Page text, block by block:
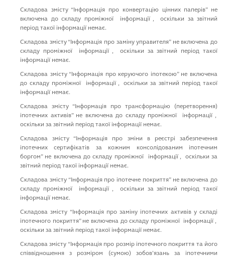
Cкладова змiсту “Iнформацiя про конвертацiю цiнних паперiв” не
включена до складу промiжної iнформацiї , оскiльки за звiтний
перiод такої iнформацiї немає.
Cкладова змiсту “Iнформацiя про замiну управителя” не включена до
складу промiжної iнформацiї , оскiльки за звiтний перiод такої
iнформацiї немає.
Cкладова змiсту “Iнформацiя про керуючого iпотекою” не включена
до складу промiжної iнформацiї , оскiльки за звiтний перiод такої
iнформацiї немає.
Cкладова змiсту “Iнформацiя про трансформацiю (перетворення)
iпотечних активiв” не включена до складу промiжної iнформацiї ,
оскiльки за звiтний перiод такої iнформацiї немає.
Cкладова змiсту “Iнформацiя про змiни в реєстрi забезпечення
iпотечних сертифiкатiв за кожним консолiдованим iпотечним
боргом” не включена до складу промiжної iнформацiї , оскiльки за
звiтний перiод такої iнформацiї немає.
Cкладова змiсту “Iнформацiя про iпотечне покриття” не включена до
складу промiжної iнформацiї , оскiльки за звiтний перiод такої
iнформацiї немає.
Cкладова змiсту “Iнформацiя про замiну iпотечних активiв у складi
iпотечного покриття” не включена до складу промiжної iнформацiї ,
оскiльки за звiтний перiод такої iнформацiї немає.
Cкладова змiсту “Iнформацiя про розмiр iпотечного покриття та його
спiввiдношення з розмiром (сумою) зобов’язань за iпотечними